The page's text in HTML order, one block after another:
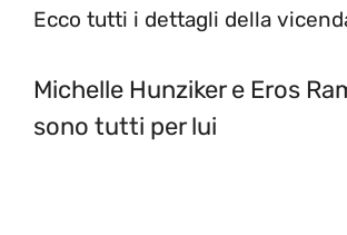
Ecco tutti i dettagli della
Michelle Hunziker e Eros
sono tutti per lui